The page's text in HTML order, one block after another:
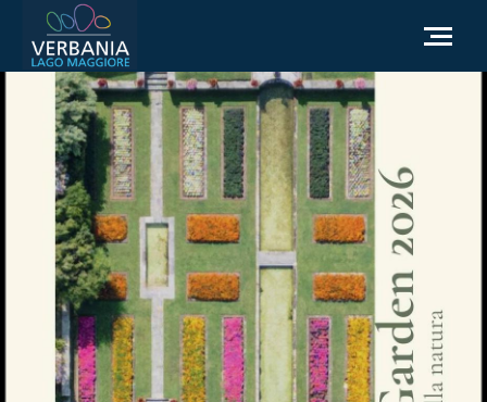
Come raggiungerci
Infopoint Turistico
Meteo
Richiesta informazioni
Sito Istituzionale